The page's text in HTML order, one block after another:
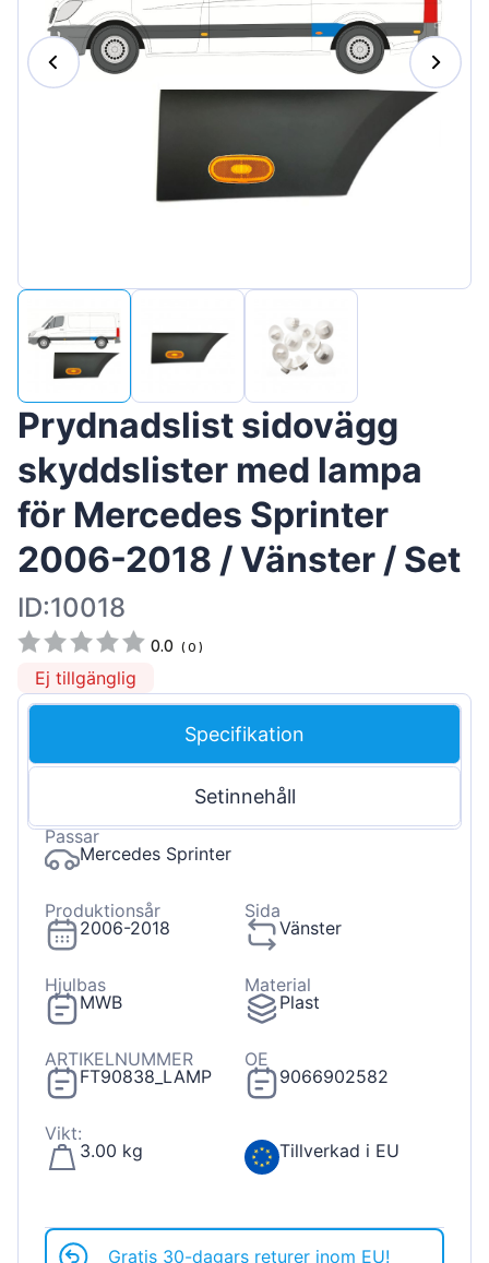
Magyar
Lietuvių
Slovenian
Latvian
Prydnadslist sidovägg
skyddslister med lampa
för Mercedes Sprinter
2006-2018 / Vänster / Set
ID:10018
0.0 (0 )
Ej tillgänglig
Specifikation
Setinnehåll
Passar
Mercedes Sprinter
Produktionsår
2006-2018
Sida
Vänster
Hjulbas
MWB
Material
Plast
ARTIKELNUMMER
FT90838_LAMP
OE
9066902582
Vikt:
3.00 kg
Tillverkad i EU
Gratis 30-dagars returer inom EU!